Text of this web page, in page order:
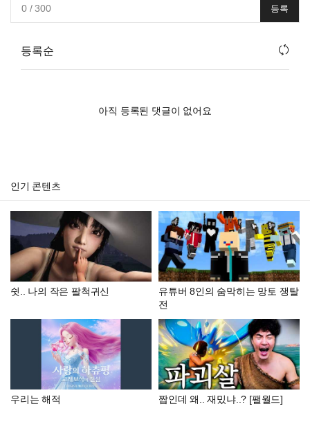
0/ 300 등록
등록순
아직 등록된 댓글이 없어요
인기 콘텐츠
쉿.. 나의 작은 팔척귀신
유튜버 8인의 숨막히는 망토 쟁탈
전
우리는 해적 짭인데 왜.. 재밌냐..? [팰월드]